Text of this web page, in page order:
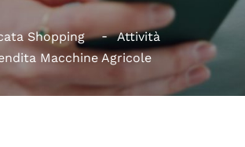
Shopping
Attività
Macchine Agricole